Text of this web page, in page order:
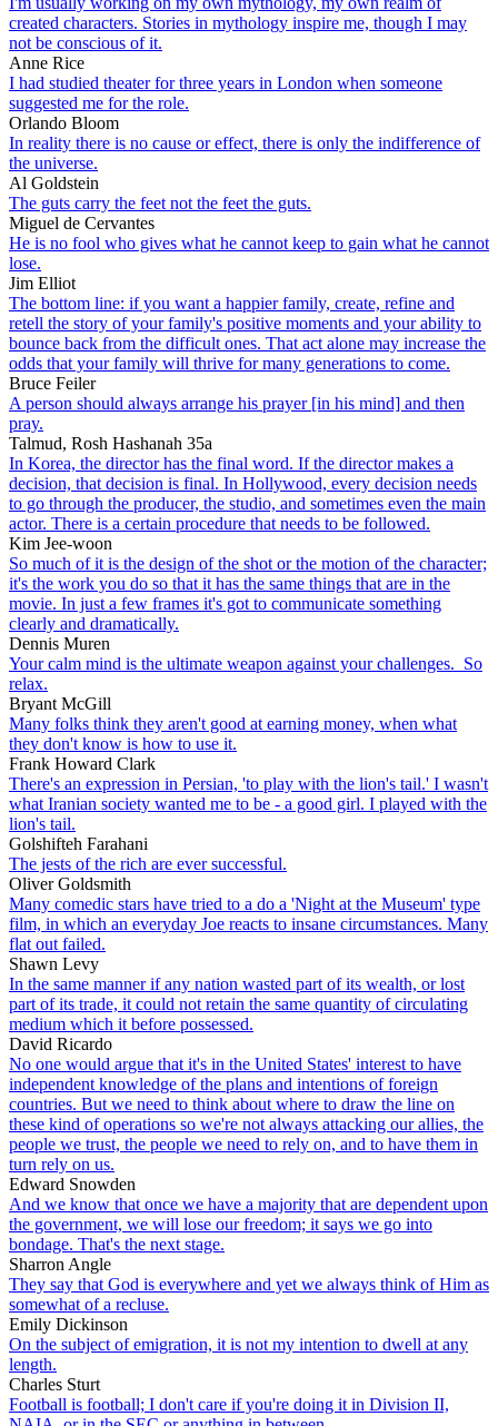
created characters. Stories in mythology inspire me, though I may
not be conscious of it.
Anne Rice
I had studied theater for three years in London when someone
suggested me for the role.
Orlando Bloom
In reality there is no cause or effect, there is only the indifference of
the universe.
Al Goldstein
The guts carry the feet not the feet the guts.
Miguel de Cervantes
He is no fool who gives what he cannot keep to gain what he cannot
lose.
Jim Elliot
The bottom line: if you want a happier family, create, refine and
retell the story of your family's positive moments and your ability to
bounce back from the difficult ones. That act alone may increase the
odds that your family will thrive for many generations to come.
Bruce Feiler
A person should always arrange his prayer [in his mind] and then
pray.
Talmud, Rosh Hashanah 35a
In Korea, the director has the final word. If the director makes a
decision, that decision is final. In Hollywood, every decision needs
to go through the producer, the studio, and sometimes even the main
actor. There is a certain procedure that needs to be followed.
Kim Jee-woon
So much of it is the design of the shot or the motion of the character;
it's the work you do so that it has the same things that are in the
movie. In just a few frames it's got to communicate something
clearly and dramatically.
Dennis Muren
Your calm mind is the ultimate weapon against your challenges. So
relax.
Bryant McGill
Many folks think they aren't good at earning money, when what
they don't know is how to use it.
Frank Howard Clark
There's an expression in Persian, 'to play with the lion's tail.' I wasn't
what Iranian society wanted me to be - a good girl. I played with the
lion's tail.
Golshifteh Farahani
The jests of the rich are ever successful.
Oliver Goldsmith
Many comedic stars have tried to a do a 'Night at the Museum' type
film, in which an everyday Joe reacts to insane circumstances. Many
flat out failed.
Shawn Levy
In the same manner if any nation wasted part of its wealth, or lost
part of its trade, it could not retain the same quantity of circulating
medium which it before possessed.
David Ricardo
No one would argue that it's in the United States' interest to have
independent knowledge of the plans and intentions of foreign
countries. But we need to think about where to draw the line on
these kind of operations so we're not always attacking our allies, the
people we trust, the people we need to rely on, and to have them in
turn rely on us.
Edward Snowden
And we know that once we have a majority that are dependent upon
the government, we will lose our freedom; it says we go into
bondage. That's the next stage.
Sharron Angle
They say that God is everywhere and yet we always think of Him as
somewhat of a recluse.
Emily Dickinson
On the subject of emigration, it is not my intention to dwell at any
length.
Charles Sturt
Football is football; I don't care if you're doing it in Division II,